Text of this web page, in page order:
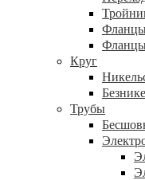
Круг
Трубы